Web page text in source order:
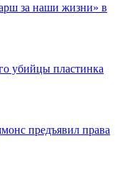
за наши жизни» в
убийцы пластинка
предъявил права